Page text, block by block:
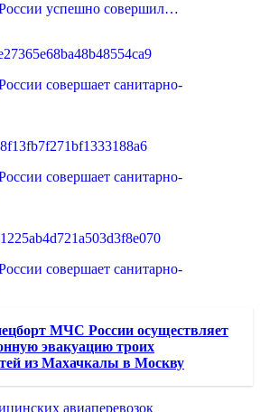
успешно совершил…
совершает санитарно-
совершает санитарно-
совершает санитарно-
МЧС России осуществляет
эвакуацию троих
из Махачкалы в Москву
авиаперевозок